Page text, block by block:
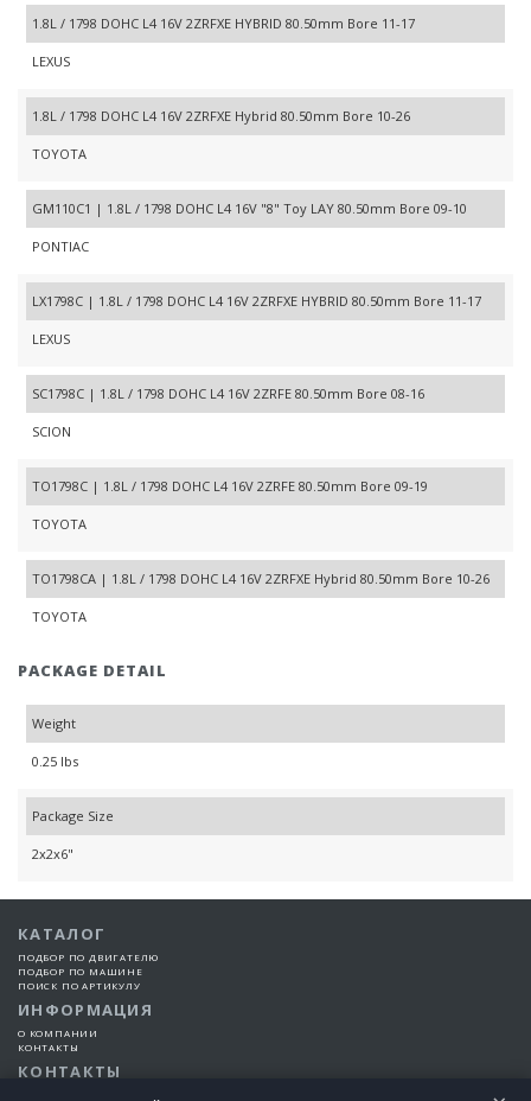
1.8L / 1798 DOHC L4 16V 2ZRFXE HYBRID 80.50mm Bore 11-17
LEXUS
1.8L / 1798 DOHC L4 16V 2ZRFXE Hybrid 80.50mm Bore 10-26
TOYOTA
GM110C1 | 1.8L / 1798 DOHC L4 16V "8" Toy LAY 80.50mm Bore 09-10
PONTIAC
LX1798C | 1.8L / 1798 DOHC L4 16V 2ZRFXE HYBRID 80.50mm Bore 11-17
LEXUS
SC1798C | 1.8L / 1798 DOHC L4 16V 2ZRFE 80.50mm Bore 08-16
SCION
TO1798C | 1.8L / 1798 DOHC L4 16V 2ZRFE 80.50mm Bore 09-19
TOYOTA
TO1798CA | 1.8L / 1798 DOHC L4 16V 2ZRFXE Hybrid 80.50mm Bore 10-26
TOYOTA
PACKAGE DETAIL
Weight
0.25 lbs
Package Size
2x2x6"
КАТАЛОГ
ПОДБОР ПО ДВИГАТЕЛЮ
ПОДБОР ПО МАШИНЕ
ПОИСК ПО АРТИКУЛУ
ИНФОРМАЦИЯ
О КОМПАНИИ
КОНТАКТЫ
КОНТАКТЫ